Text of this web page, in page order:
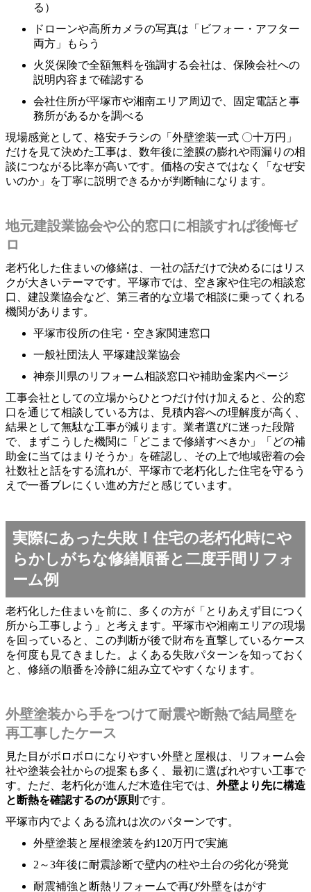
る）
ドローンや高所カメラの写真は「ビフォー・アフター
両方」もらう
火災保険で全額無料を強調する会社は、保険会社への
説明内容まで確認する
会社住所が平塚市や湘南エリア周辺で、固定電話と事
務所があるかを調べる
現場感覚として、格安チラシの「外壁塗装一式 〇十万円」
だけを見て決めた工事は、数年後に塗膜の膨れや雨漏りの相
談につながる比率が高いです。価格の安さではなく「なぜ安
いのか」を丁寧に説明できるかが判断軸になります。
地元建設業協会や公的窓口に相談すれば後悔ゼ
ロ
老朽化した住まいの修繕は、一社の話だけで決めるにはリス
クが大きいテーマです。平塚市では、空き家や住宅の相談窓
口、建設業協会など、第三者的な立場で相談に乗ってくれる
機関があります。
平塚市役所の住宅・空き家関連窓口
一般社団法人 平塚建設業協会
神奈川県のリフォーム相談窓口や補助金案内ページ
工事会社としての立場からひとつだけ付け加えると、公的窓
口を通じて相談している方は、見積内容への理解度が高く、
結果として無駄な工事が減ります。業者選びに迷った段階
で、まずこうした機関に「どこまで修繕すべきか」「どの補
助金に当てはまりそうか」を確認し、その上で地域密着の会
社数社と話をする流れが、平塚市で老朽化した住宅を守るう
えで一番ブレにくい進め方だと感じています。
実際にあった失敗！住宅の老朽化時にや
らかしがちな修繕順番と二度手間リフォ
ーム例
老朽化した住まいを前に、多くの方が「とりあえず目につく
所から工事しよう」と考えます。平塚市や湘南エリアの現場
を回っていると、この判断が後で財布を直撃しているケース
を何度も見てきました。よくある失敗パターンを知っておく
と、修繕の順番を冷静に組み立てやすくなります。
外壁塗装から手をつけて耐震や断熱で結局壁を
再工事したケース
見た目がボロボロになりやすい外壁と屋根は、リフォーム会
社や塗装会社からの提案も多く、最初に選ばれやすい工事で
す。ただ、老朽化が進んだ木造住宅では、 外壁より先に構造
と断熱を確認するのが原則 です。
平塚市内でよくある流れは次のパターンです。
外壁塗装と屋根塗装を約120万円で実施
2～3年後に耐震診断で壁内の柱や土台の劣化が発覚
耐震補強と断熱リフォームで再び外壁をはがす